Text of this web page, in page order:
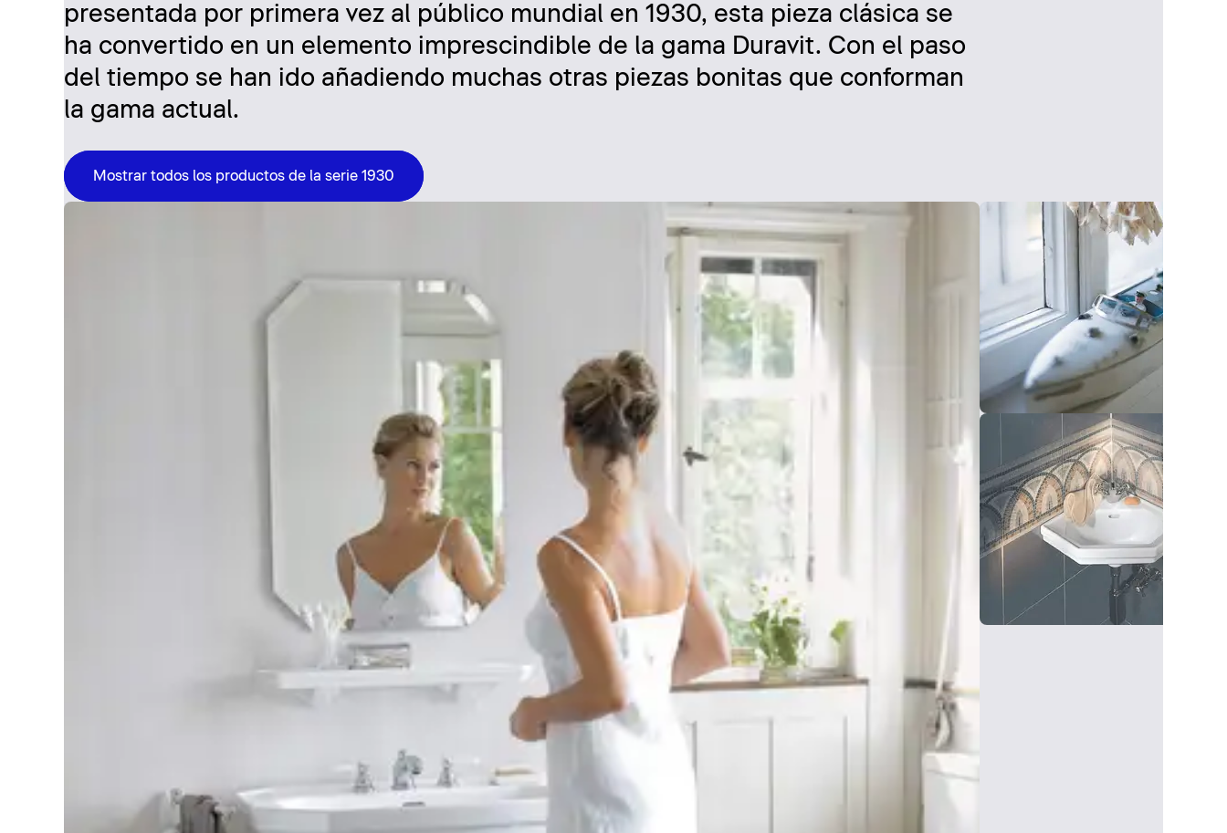
presentada por primera vez al público mundial en 1930, esta pieza clásica se
ha convertido en un elemento imprescindible de la gama Duravit. Con el paso
del tiempo se han ido añadiendo muchas otras piezas bonitas que conforman
la gama actual.
Mostrar todos los productos de la serie 1930